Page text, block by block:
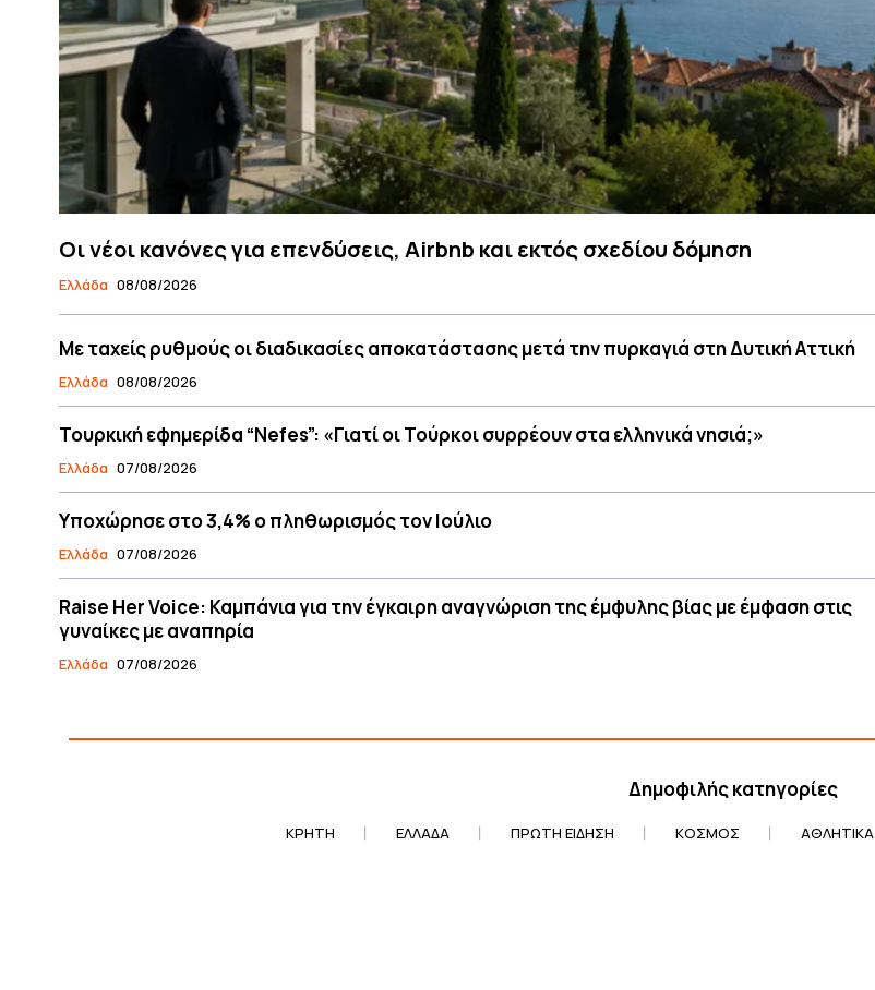
Οι νέοι κανόνες για επενδύσεις, Airbnb και εκτός σχεδίου δόμηση
Ελλάδα 08/08/2026
Με ταχείς ρυθμούς οι διαδικασίες αποκατάστασης μετά την πυρκαγιά στη Δυτική Αττική
Ελλάδα 08/08/2026
Τουρκική εφημερίδα “Nefes”: «Γιατί οι Τούρκοι συρρέουν στα ελληνικά νησιά;»
Ελλάδα 07/08/2026
Υποχώρησε στο 3,4% ο πληθωρισμός τον Ιούλιο
Ελλάδα 07/08/2026
Raise Her Voice: Καμπάνια για την έγκαιρη αναγνώριση της έμφυλης βίας με έμφαση στις
γυναίκες με αναπηρία
Ελλάδα 07/08/2026
Δημοφιλής κατηγορίες
ΚΡΗΤΗ ΕΛΛΆΔΑ ΠΡΏΤΗ ΕΊΔΗΣΗ ΚΌΣΜΟΣ ΑΘΛΗΤΙΚΆ